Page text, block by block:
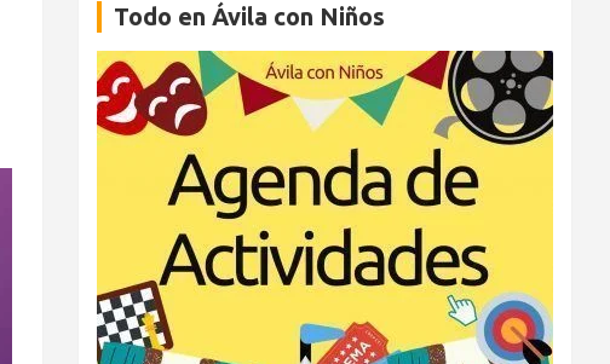
Todo en Ávila con Niños